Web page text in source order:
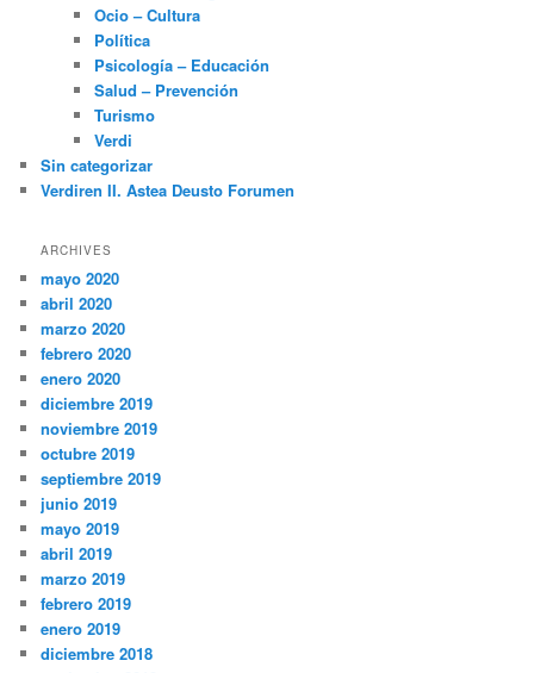
Ocio – Cultura
Política
Psicología – Educación
Salud – Prevención
Turismo
Verdi
Sin categorizar
Verdiren II. Astea Deusto Forumen
ARCHIVES
mayo 2020
abril 2020
marzo 2020
febrero 2020
enero 2020
diciembre 2019
noviembre 2019
octubre 2019
septiembre 2019
junio 2019
mayo 2019
abril 2019
marzo 2019
febrero 2019
enero 2019
diciembre 2018